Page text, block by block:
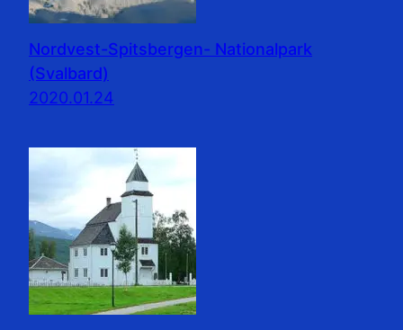
Nordvest-Spitsbergen- Nationalpark
(Svalbard)
2020.01.24